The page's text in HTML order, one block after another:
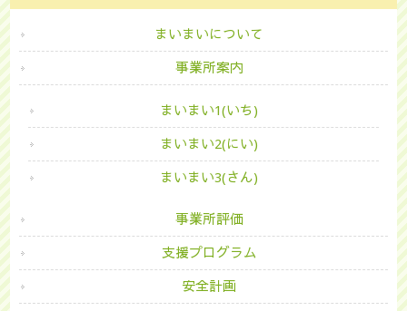
まいまいについて
事業所案内
まいまい1(いち)
まいまい2(にい)
まいまい3(さん)
事業所評価
支援プログラム
安全計画